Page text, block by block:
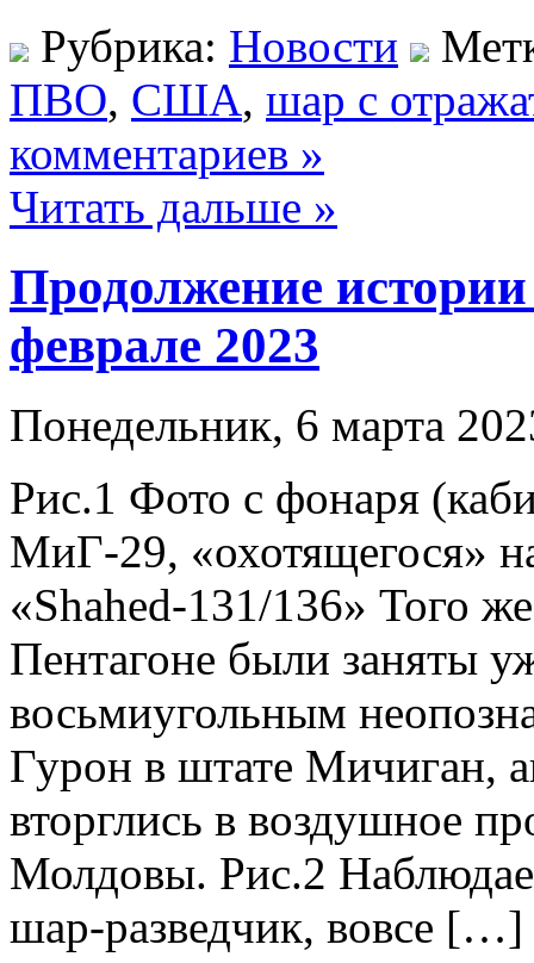
Рубрика: Новости
ПВО, США, шар с
комментариев »
Читать дальше »
Продолжение
феврале 2023
Понедельник, 6 марта
Рис.1 Фото с фонаря
МиГ-29, «охотящегося»
«Shahed-131/136» Того
Пентагоне были заняты
восьмиугольным
Гурон в штате Мичиган,
вторглись в воздушное
Молдовы. Рис.2
шар-разведчик, вовсе […]